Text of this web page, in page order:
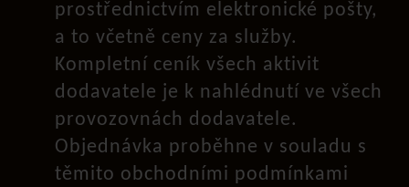
prostřednictvím elektronické pošty,
a to včetně ceny za služby.
Kompletní ceník všech aktivit
dodavatele je k nahlédnutí ve všech
provozovnách dodavatele.
Objednávka proběhne v souladu s
těmito obchodními podmínkami